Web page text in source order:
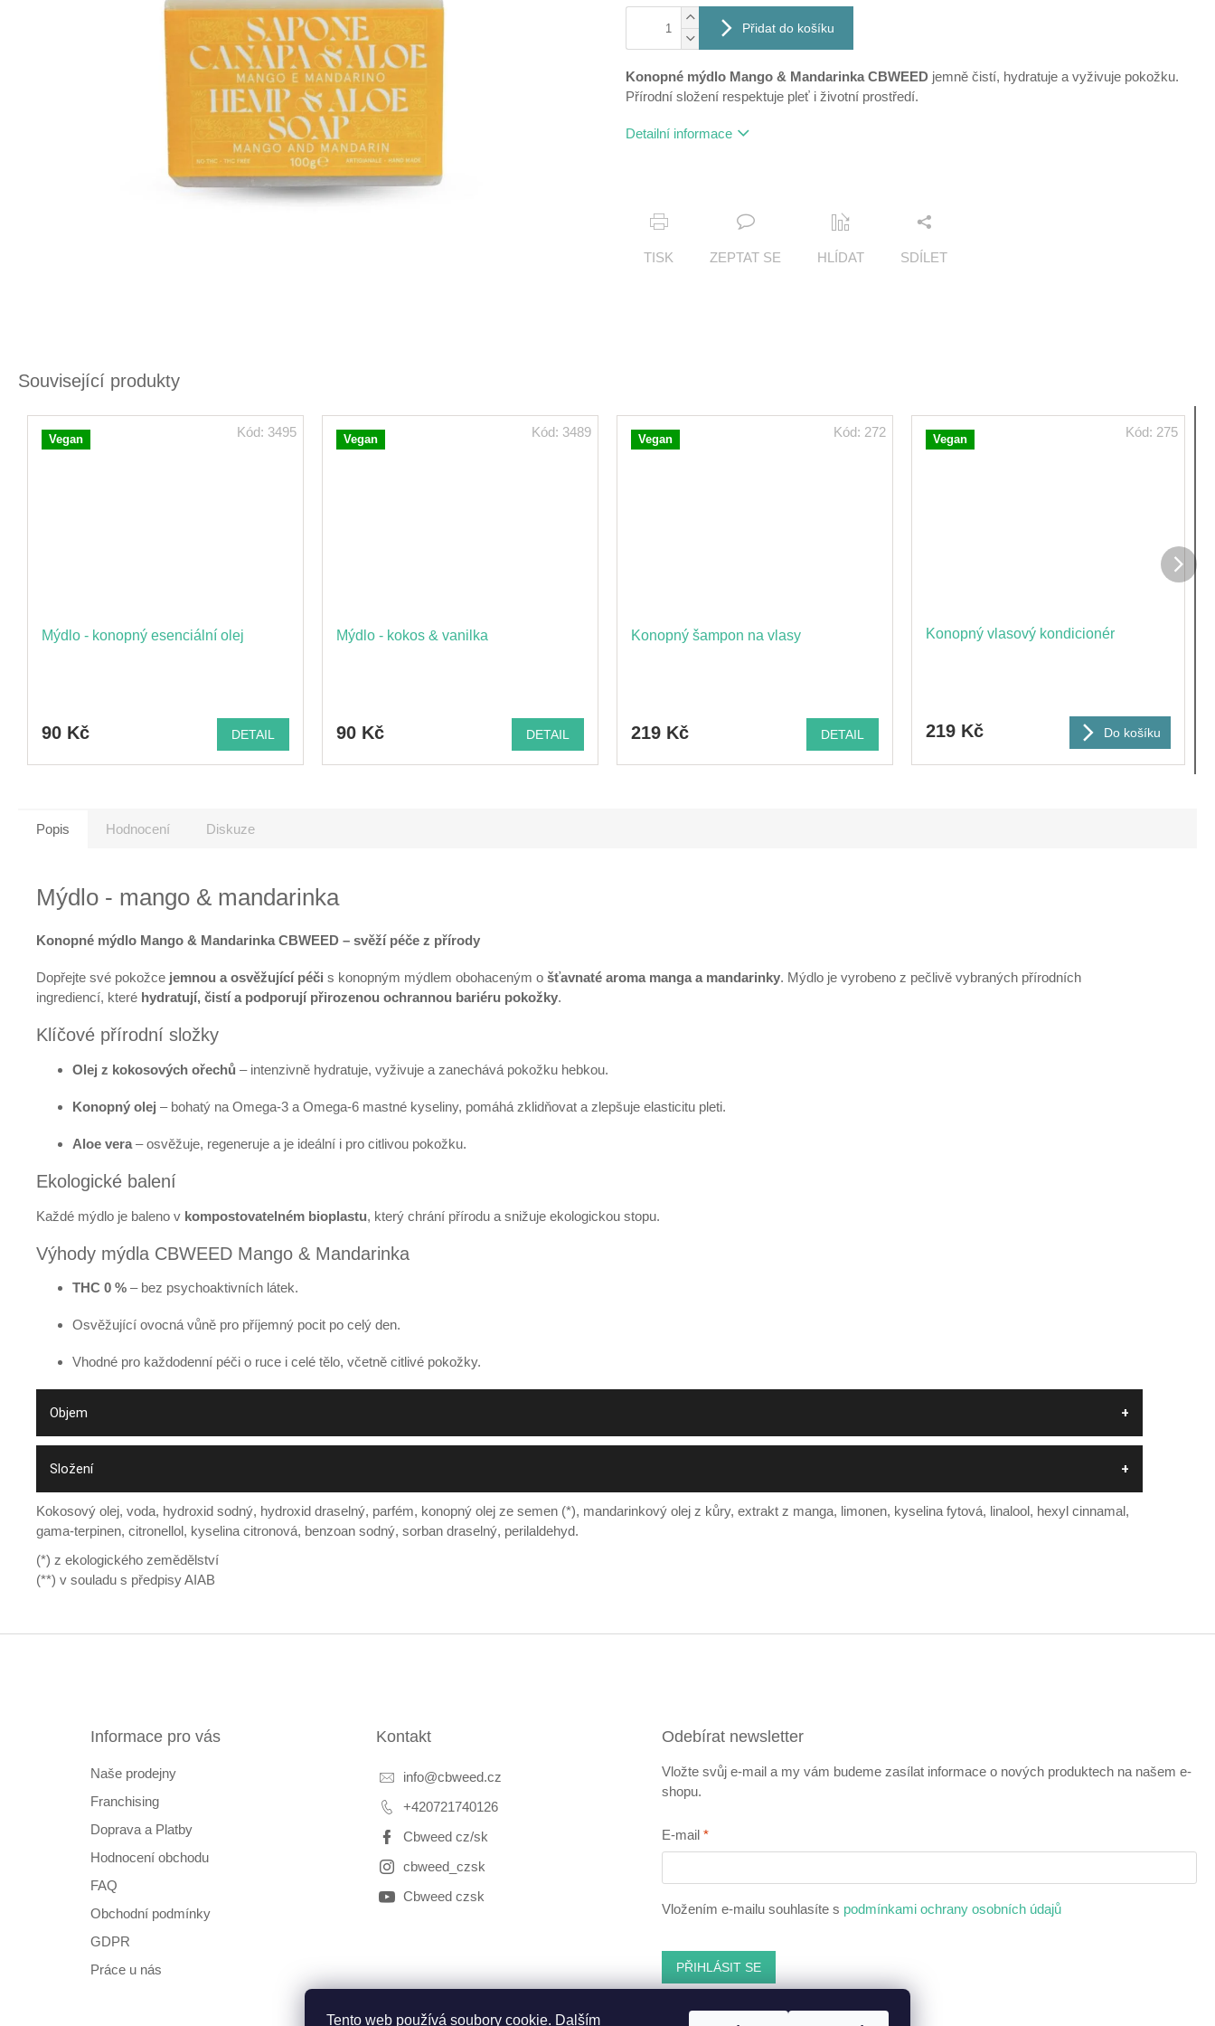
Tento web používá soubory cookie. Dalším
Přidat do košíku
Konopné mýdlo Mango & Mandarinka CBWEED jemně čistí, hydratuje a vyživuje pokožku.
Přírodní složení respektuje pleť i životní prostředí.
Detailní informace
TISK ZEPTAT SE HLÍDAT SDÍLET
Související produkty
Vegan
Mýdlo - konopný esenciální olej
90 Kč DETAIL
Kód: 3495 Vegan
Mýdlo - kokos & vanilka
90 Kč DETAIL
Kód: 3489 Vegan
Konopný šampon na vlasy
219 Kč DETAIL
Kód: 272 Vegan
Konopný vlasový kondicionér
219 Kč Do košíku
Kód: 275
Popis Hodnocení Diskuze
Mýdlo - mango & mandarinka
Konopné mýdlo Mango & Mandarinka CBWEED – svěží péče z přírody
Dopřejte své pokožce jemnou a osvěžující péči s konopným mýdlem obohaceným o šťavnaté aroma manga a mandarinky. Mýdlo je vyrobeno z pečlivě vybraných přírodních
ingrediencí, které hydratují, čistí a podporují přirozenou ochrannou bariéru pokožky.
Klíčové přírodní složky
Olej z kokosových ořechů – intenzivně hydratuje, vyživuje a zanechává pokožku hebkou.
Konopný olej – bohatý na Omega-3 a Omega-6 mastné kyseliny, pomáhá zklidňovat a zlepšuje elasticitu pleti.
Aloe vera – osvěžuje, regeneruje a je ideální i pro citlivou pokožku.
Ekologické balení
Každé mýdlo je baleno v kompostovatelném bioplastu, který chrání přírodu a snižuje ekologickou stopu.
Výhody mýdla CBWEED Mango & Mandarinka
THC 0 % – bez psychoaktivních látek.
Osvěžující ovocná vůně pro příjemný pocit po celý den.
Vhodné pro každodenní péči o ruce i celé tělo, včetně citlivé pokožky.
Objem
Složení
Kokosový olej, voda, hydroxid sodný, hydroxid draselný, parfém, konopný olej ze semen (*), mandarinkový olej z kůry, extrakt z manga, limonen, kyselina fytová, linalool, hexyl cinnamal,
gama-terpinen, citronellol, kyselina citronová, benzoan sodný, sorban draselný, perilaldehyd.
(*) z ekologického zemědělství
(**) v souladu s předpisy AIAB
Informace pro vás
Naše prodejny
Franchising
Doprava a Platby
Hodnocení obchodu
FAQ
Obchodní podmínky
GDPR
Práce u nás
Kontakt
info@cbweed.cz
+420721740126
Cbweed cz/sk
cbweed_czsk
Cbweed czsk
Odebírat newsletter
Vložte svůj e-mail a my vám budeme zasílat informace o nových produktech na našem e-
shopu.
E-mail
Vložením e-mailu souhlasíte s podmínkami ochrany osobních údajů
PŘIHLÁSIT SE